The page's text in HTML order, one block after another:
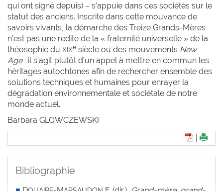
qui ont signé depuis) – s’appuie dans ces sociétés sur le
statut des anciens. Inscrite dans cette mouvance de
savoirs vivants, la démarche des Treize Grands-Mères
n’est pas une redite de la « fraternité universelle » de la
théosophie du XIXe siècle ou des mouvements New
Age: il s’agit plutôt d’un appel à mettre en commun les
héritages autochtones afin de rechercher ensemble des
solutions techniques et humaines pour enrayer la
dégradation environnementale et sociétale de notre
monde actuel.
Barbara GLOWCZEWSKI
Bibliographie